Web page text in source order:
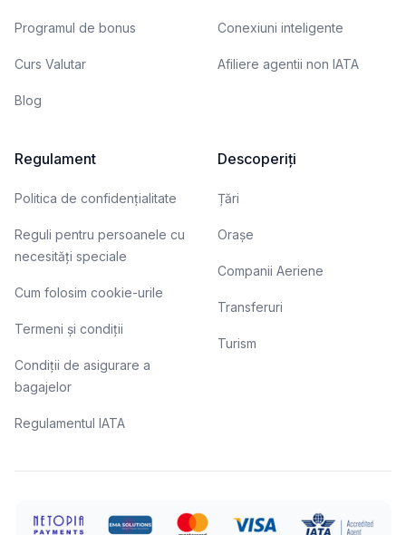
Programul de bonus
Curs Valutar
Blog
Conexiuni inteligente
Afiliere agentii non IATA
Regulament
Politica de confidențialitate
Reguli pentru persoanele cu
necesități speciale
Cum folosim cookie-urile
Termeni și condiții
Condiții de asigurare a
bagajelor
Regulamentul IATA
Descoperiți
Țări
Orașe
Companii Aeriene
Transferuri
Turism